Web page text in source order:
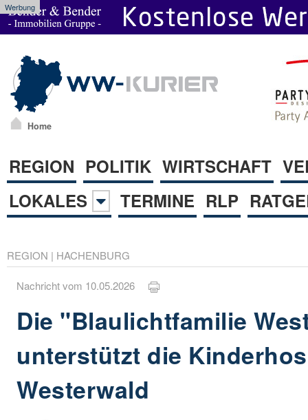
Werbung
Home
REGION POLITIK WIRTSCHAFT
LOKALES
TERMINE RLP
REGION | HACHENBURG
Nachricht vom 10.05.2026
Die "Blaulichtfamilie
unterstützt die
Westerwald